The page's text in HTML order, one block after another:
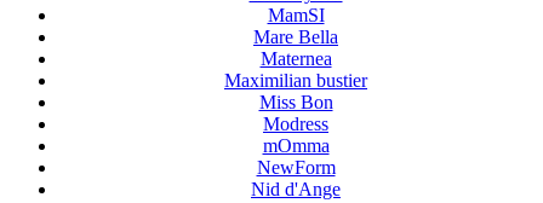
MamSI
Mare Bella
Maternea
Maximilian bustier
Miss Bon
Modress
mOmma
NewForm
Nid d'Ange